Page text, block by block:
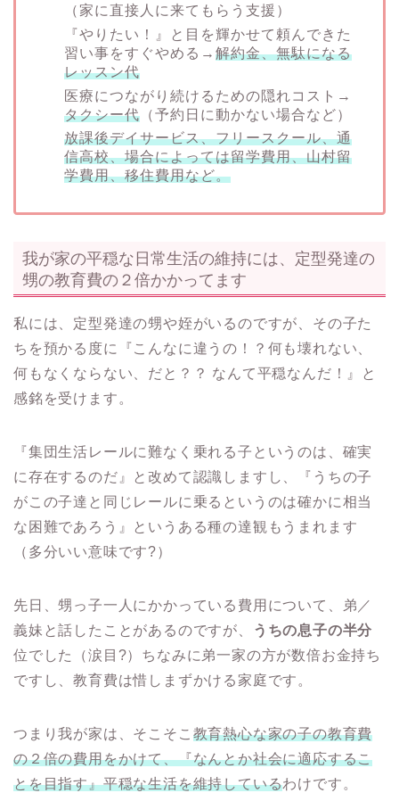
（家に直接人に来てもらう支援）
『やりたい！』と目を輝かせて頼んできた
習い事をすぐやめる→ 解約金、無駄になる
レッスン代
医療につながり続けるための隠れコスト→
タクシー代 （予約日に動かない場合など）
放課後デイサービス、フリースクール、通
信高校、場合によっては留学費用、山村留
学費用、移住費用など。
我が家の平穏な日常生活の維持には、定型発達の
甥の教育費の２倍かかってます
私には、定型発達の甥や姪がいるのですが、その子た
ちを預かる度に『こんなに違うの！？何も壊れない、
何もなくならない、だと？？ なんて平穏なんだ！』と
感銘を受けます。
『集団生活レールに難なく乗れる子というのは、確実
に存在するのだ』と改めて認識しますし、『うちの子
がこの子達と同じレールに乗るというのは確かに相当
な困難であろう』というある種の達観もうまれます
（多分いい意味です?）
先日、甥っ子一人にかかっている費用について、弟／
義妹と話したことがあるのですが、
うちの息子の半分
位でした（涙目?）ちなみに弟一家の方が数倍お金持ち
ですし、教育費は惜しまずかける家庭です。
つまり我が家は、そこそこ 教育熱心な家の子の教育費
の２倍の費用をかけて、『なんとか社会に適応するこ
とを目指す』平穏な生活を維持しているわけです。